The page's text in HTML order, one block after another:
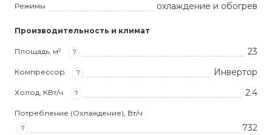
Режимы охлаждение и обогрев
Производительность и климат
Площадь, м² ? 23
Компрессор ? Инвертор
Холод, КВт/ч ? 2.4
Потребление (Охлаждение), Вт/ч
?
732